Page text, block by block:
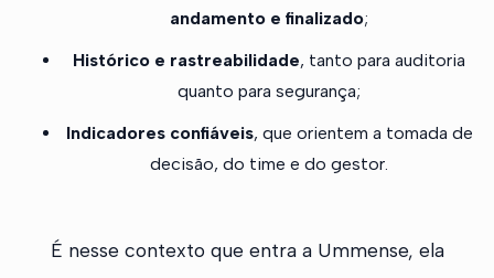
andamento e finalizado;
Histórico e rastreabilidade, tanto para auditoria
quanto para segurança;
Indicadores confiáveis, que orientem a tomada de
decisão, do time e do gestor.
É nesse contexto que entra a Ummense, ela